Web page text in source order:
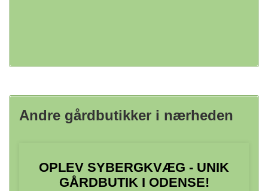
Andre gårdbutikker i nærheden
OPLEV SYBERGKVÆG - UNIK
GÅRDBUTIK I ODENSE!